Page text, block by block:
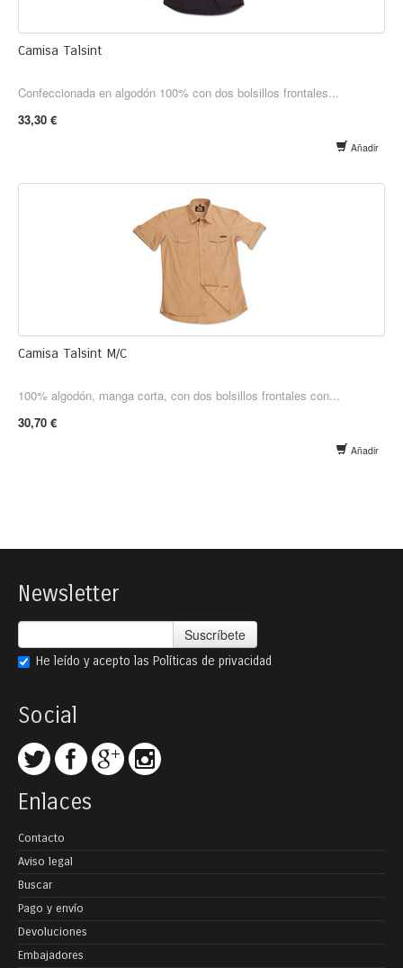
Camisa Talsint
Confeccionada en algodón 100% con dos bolsillos frontales...
33,30 €
Añadir
Camisa Talsint M/C
100% algodón, manga corta, con dos bolsillos frontales con...
30,70 €
Añadir
Newsletter
Suscríbete
He leído y acepto las Políticas de privacidad
Social
Enlaces
Contacto
Aviso legal
Buscar
Pago y envío
Devoluciones
Embajadores